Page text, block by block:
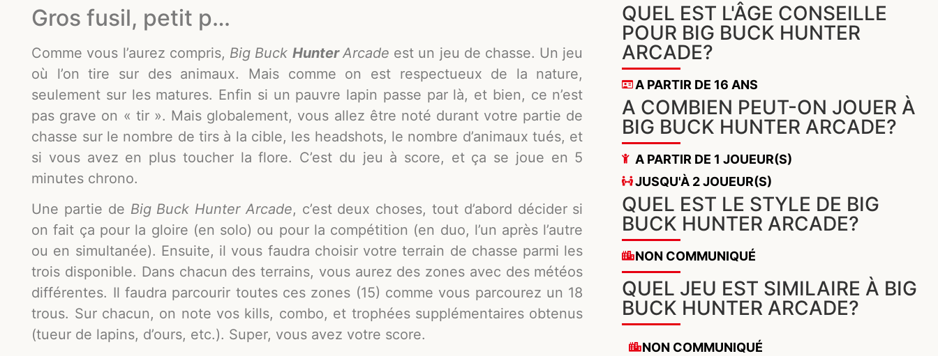
Gros fusil, petit p…
Comme vous l’aurez compris, Big Buck HunterArcade est un jeu de chasse. Un jeu
où l’on tire sur des animaux. Mais comme on est respectueux de la nature,
seulement sur les matures. Enfin si un pauvre lapin passe par là, et bien, ce n’est
pas grave on « tir ». Mais globalement, vous allez être noté durant votre partie de
chasse sur le nombre de tirs à la cible, les headshots, le nombre d’animaux tués, et
si vous avez en plus toucher la flore. C’est du jeu à score, et ça se joue en 5
minutes chrono.
Une partie de Big Buck Hunter Arcade, c’est deux choses, tout d’abord décider si
on fait ça pour la gloire (en solo) ou pour la compétition (en duo, l’un après l’autre
ou en simultanée). Ensuite, il vous faudra choisir votre terrain de chasse parmi les
trois disponible. Dans chacun des terrains, vous aurez des zones avec des météos
différentes. Il faudra parcourir toutes ces zones (15) comme vous parcourez un 18
trous. Sur chacun, on note vos kills, combo, et trophées supplémentaires obtenus
(tueur de lapins, d’ours, etc.). Super, vous avez votre score.
QUEL EST L'ÂGE CONSEILLE
POUR BIG BUCK HUNTER
ARCADE?
A PARTIR DE 16 ANS
A COMBIEN PEUT-ON JOUER À
BIG BUCK HUNTER ARCADE?
A PARTIR DE 1 JOUEUR(S)
JUSQU'À 2 JOUEUR(S)
QUEL EST LE STYLE DE BIG
BUCK HUNTER ARCADE?
NON COMMUNIQUÉ
QUEL JEU EST SIMILAIRE À BIG
BUCK HUNTER ARCADE?
NON COMMUNIQUÉ